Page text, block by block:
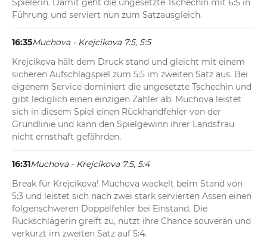
Spielerin. Damit geht die ungesetzte Tschechin mit 6:5 in
Führung und serviert nun zum Satzausgleich.
16:35Muchova - Krejcikova 7:5, 5:5
Krejcikova hält dem Druck stand und gleicht mit einem
sicheren Aufschlagspiel zum 5:5 im zweiten Satz aus. Bei
eigenem Service dominiert die ungesetzte Tschechin und
gibt lediglich einen einzigen Zähler ab. Muchova leistet
sich in diesem Spiel einen Rückhandfehler von der
Grundlinie und kann den Spielgewinn ihrer Landsfrau
nicht ernsthaft gefährden.
16:31Muchova - Krejcikova 7:5, 5:4
Break für Krejcikova! Muchova wackelt beim Stand von
5:3 und leistet sich nach zwei stark servierten Assen einen
folgenschweren Doppelfehler bei Einstand. Die
Rückschlägerin greift zu, nutzt ihre Chance souverän und
verkürzt im zweiten Satz auf 5:4.